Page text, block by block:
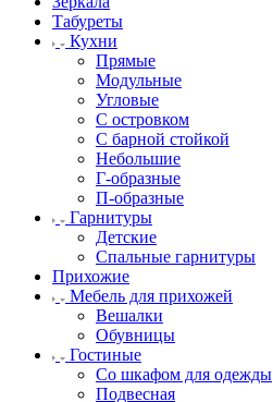
Табуреты
Кухни
Прямые
Модульные
Угловые
С островком
С барной стойкой
Небольшие
Г-образные
П-образные
Гарнитуры
Детские
Спальные гарнитуры
Прихожие
Мебель для прихожей
Вешалки
Обувницы
Гостиные
Со шкафом для одежды
Подвесная